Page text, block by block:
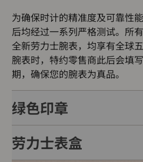
为确保时计的精准度及可靠性
后均经过一系列严格测试。所
全新劳力士腕表，均享有全球
腕表时，特约零售商此后会填
期，确保您的腕表为真品。
绿色印章
每只劳力士腕表均附有全球五
章，此印章是超卓天文台精密
劳力士表盒